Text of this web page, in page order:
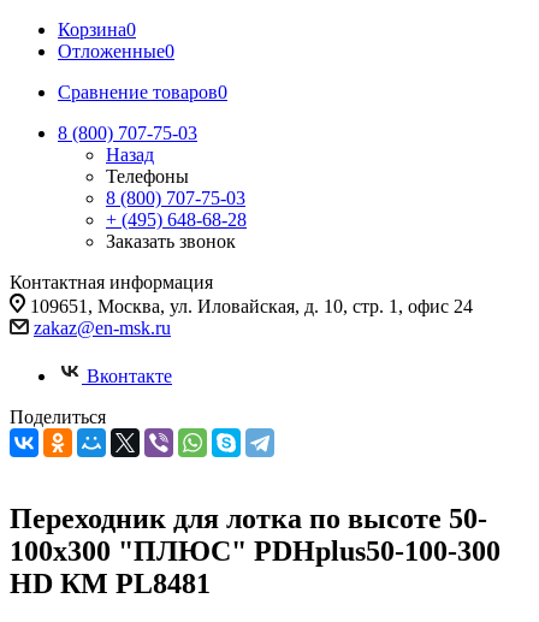
Корзина0
Отложенные0
Сравнение товаров0
8 (800) 707-75-03
Назад
Телефоны
8 (800) 707-75-03
+ (495) 648-68-28
Заказать звонок
Контактная информация
109651, Москва, ул. Иловайская, д. 10, стр. 1, офис 24
zakaz@en-msk.ru
Вконтакте
Поделиться
Переходник для лотка по высоте 50-
100х300 "ПЛЮС" PDHplus50-100-300
HD КМ PL8481